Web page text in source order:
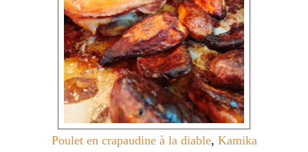
Poulet en crapaudine à la diable, Kamika